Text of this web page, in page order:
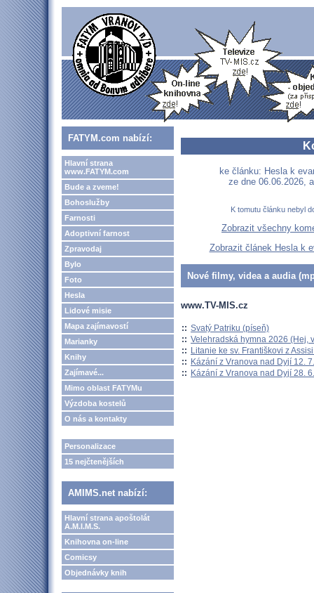
FATYM.com nabízí:
Hlavní strana
www.FATYM.com
Bude a zveme!
Bohoslužby
Farnosti
Adoptivní farnost
Zpravodaj
Bylo
Foto
Hesla
Lidové misie
Mapa zajímavostí
Marianky
Knihy
Zajímavé...
Mimo oblast FATYMu
Výzdoba kostelů
O nás a kontakty
Personalizace
15 nejčtenějších
AMIMS.net nabízí:
Hlavní strana apoštolát
A.M.I.M.S.
Knihovna on-line
Comicsy
Objednávky knih
ke článku: Hesla k
ze dne 06.06.2026,
K tomutu článku nebyl
Zobrazit všechny
Zobrazit článek Hesla k
Nové filmy, videa a audia
www.TV-MIS.cz
:: Svatý Patriku (píseň)
:: Velehradská hymna 2026 (Hej,
:: Litanie ke sv. Františkovi z
:: Kázání z Vranova nad Dyjí 12.
:: Kázání z Vranova nad Dyjí 28.